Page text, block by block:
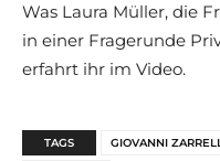
Was Laura Müller, die
in einer Fragerunde
erfahrt ihr im Video.
TAGS GIOVANNI